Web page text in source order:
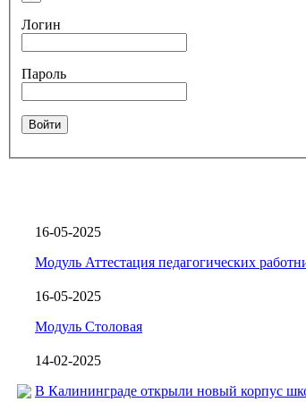
Логин
Пароль
Войти
16-05-2025
Модуль Аттестация педагогических
16-05-2025
Модуль Столовая
14-02-2025
В Калининграде открыли новый корпус